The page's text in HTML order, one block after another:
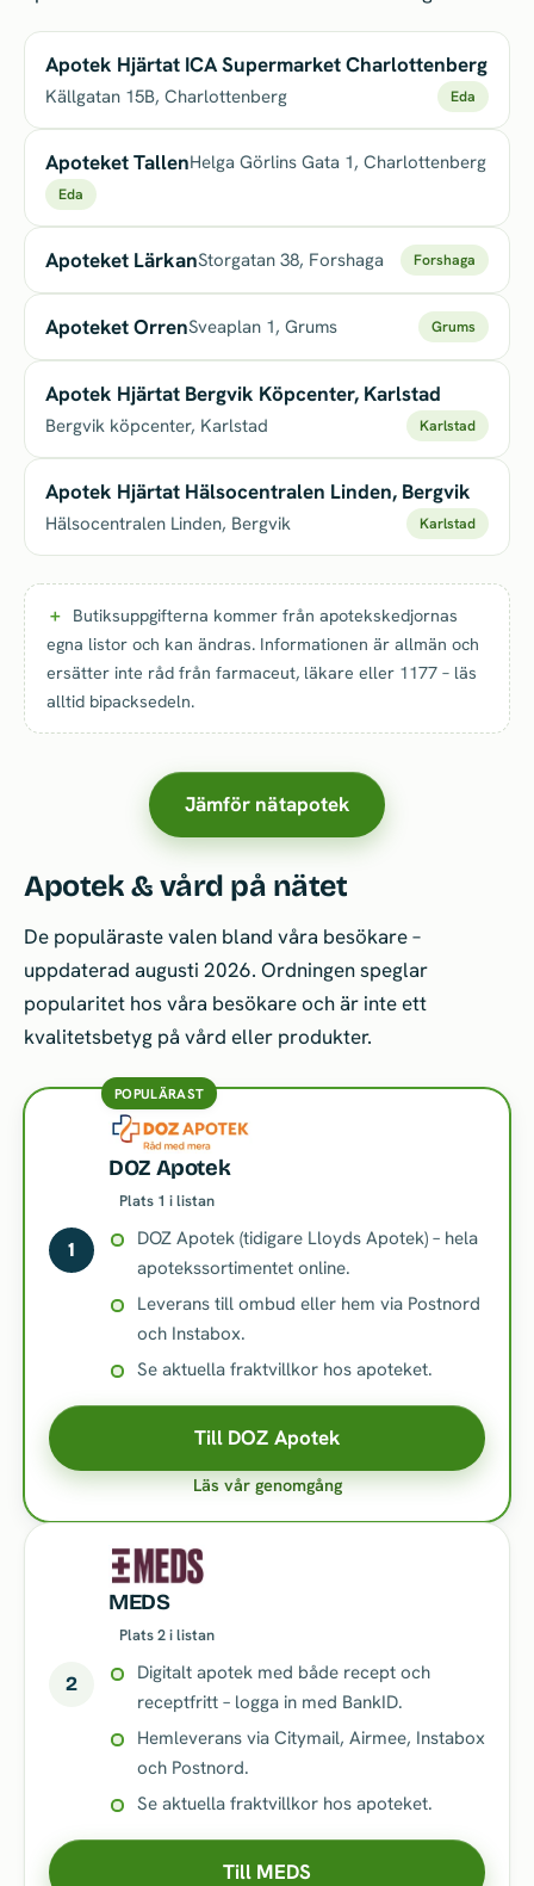
Apotek Hjärtat ICA Supermarket Charlottenberg
Källgatan 15B, Charlottenberg Eda
Apoteket TallenHelga Görlins Gata 1, Charlottenberg
Eda
Apoteket LärkanStorgatan 38, Forshaga Forshaga
Apoteket OrrenSveaplan 1, Grums Grums
Apotek Hjärtat Bergvik Köpcenter, Karlstad
Bergvik köpcenter, Karlstad Karlstad
Apotek Hjärtat Hälsocentralen Linden, Bergvik
Hälsocentralen Linden, Bergvik Karlstad
Butiksuppgifterna kommer från apotekskedjornas
egna listor och kan ändras. Informationen är allmän och
ersätter inte råd från farmaceut, läkare eller 1177 – läs
alltid bipacksedeln.
Jämför nätapotek
Apotek & vård på nätet
De populäraste valen bland våra besökare –
uppdaterad augusti 2026. Ordningen speglar
popularitet hos våra besökare och är inte ett
kvalitetsbetyg på vård eller produkter.
POPULÄRAST
1
DOZ Apotek
Plats 1 i listan
DOZ Apotek (tidigare Lloyds Apotek) – hela
apotekssortimentet online.
Leverans till ombud eller hem via Postnord
och Instabox.
Se aktuella fraktvillkor hos apoteket.
Till DOZ Apotek
Läs vår genomgång
2
MEDS
Plats 2 i listan
Digitalt apotek med både recept och
receptfritt – logga in med BankID.
Hemleverans via Citymail, Airmee, Instabox
och Postnord.
Se aktuella fraktvillkor hos apoteket.
Till MEDS